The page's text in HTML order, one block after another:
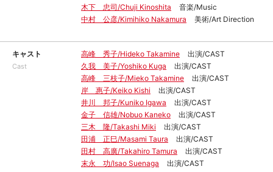
木下 忠司/Chuji Kinoshita
音楽/Music
中村 公彦/Kimihiko Nakamura
美術/Art Direction
キャスト
Cast
高峰 秀子/Hideko Takamine
出演/CAST
久我 美子/Yoshiko Kuga
出演/CAST
高峰 三枝子/Mieko Takamine
出演/CAST
岸 惠子/Keiko Kishi
出演/CAST
井川 邦子/Kuniko Igawa
出演/CAST
金子 信雄/Nobuo Kaneko
出演/CAST
三木 隆/Takashi Miki
出演/CAST
田浦 正巳/Masami Taura
出演/CAST
田村 高廣/Takahiro Tamura
出演/CAST
末永 功/Isao Suenaga
出演/CAST